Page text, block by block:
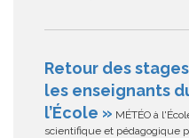
Retour des
les enseignants
l’École » MÉTÉO à
scientifique et pédagogique